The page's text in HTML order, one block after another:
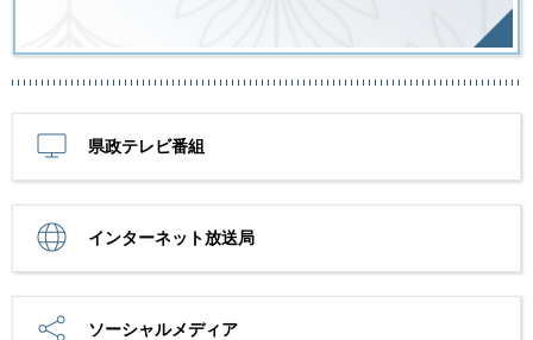
県政テレビ番組
インターネット放送局
ソーシャルメディア